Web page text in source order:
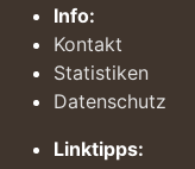
Info:
Kontakt
Statistiken
Datenschutz
Linktipps: